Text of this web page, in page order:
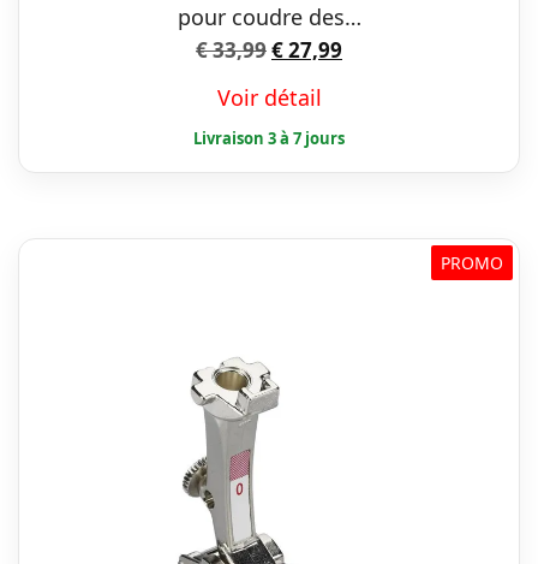
pour coudre des…
€33,99Le
initial
était :
€ 33,99.
€27,99
est :
€ 27,99.
Voir détail
PROMO